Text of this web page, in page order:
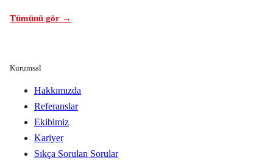
Tümünü gör →
Kurumsal
Hakkımızda
Referanslar
Ekibimiz
Kariyer
Sıkça Sorulan Sorular